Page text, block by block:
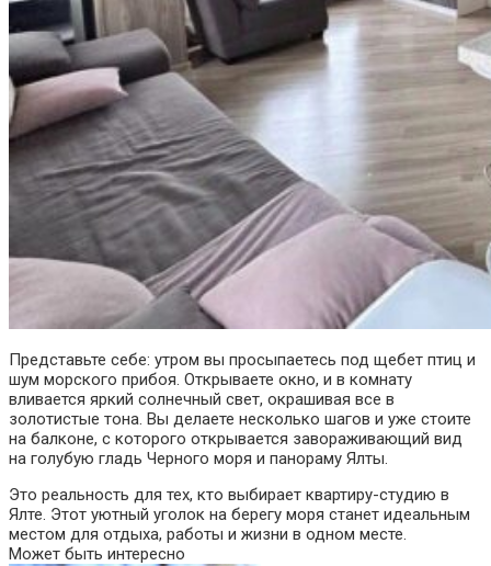
Представьте себе: утром вы просыпаетесь под щебет птиц и
шум морского прибоя. Открываете окно, и в комнату
вливается яркий солнечный свет, окрашивая все в
золотистые тона. Вы делаете несколько шагов и уже стоите
на балконе, с которого открывается завораживающий вид
на голубую гладь Черного моря и панораму Ялты.
Это реальность для тех, кто выбирает квартиру-студию в
Ялте. Этот уютный уголок на берегу моря станет идеальным
местом для отдыха, работы и жизни в одном месте.
Может быть интересно